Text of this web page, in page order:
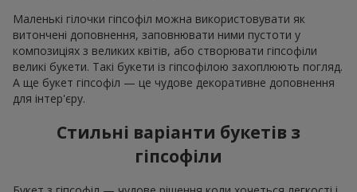
Маленькі гілочки гіпсофіл можна використовувати як
витончені доповнення, заповнювати ними пустоти у
композиціях з великих квітів, або створювати гіпсофіли
великі букети. Такі букети із гіпсофілою захоплюють погляд.
А ще букет гіпсофіл — це чудове декоративне доповнення
для інтер'єру.
Стильні варіанти букетів з
гіпсофіли